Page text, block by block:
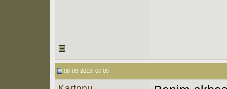
08-09-2013, 07:09